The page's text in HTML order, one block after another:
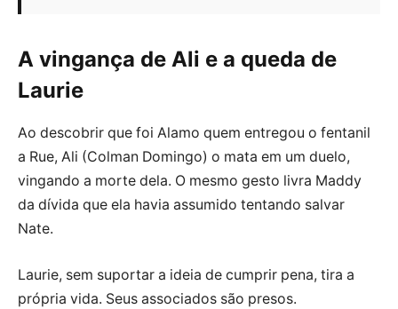
A vingança de Ali e a queda de
Laurie
Ao descobrir que foi Alamo quem entregou o fentanil
a Rue, Ali (Colman Domingo) o mata em um duelo,
vingando a morte dela. O mesmo gesto livra Maddy
da dívida que ela havia assumido tentando salvar
Nate.
Laurie, sem suportar a ideia de cumprir pena, tira a
própria vida. Seus associados são presos.